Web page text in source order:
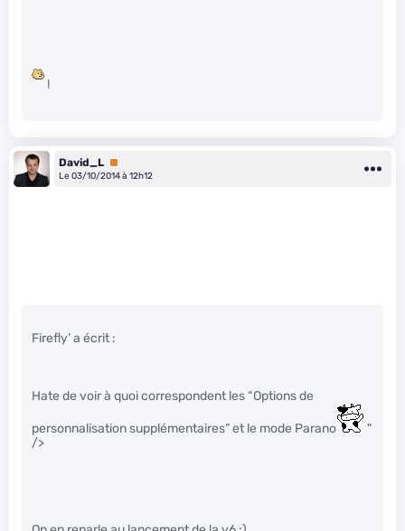
!
David_L Premium
Le 03/10/2014 à 12h12
Firefly’ a écrit :
Hate de voir à quoi correspondent les “Options de
personnalisation supplémentaires” et le mode Parano
"
/>